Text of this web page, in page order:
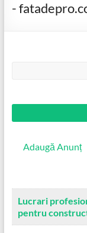
-
Adaugă Anunț
Lucrari
pentru